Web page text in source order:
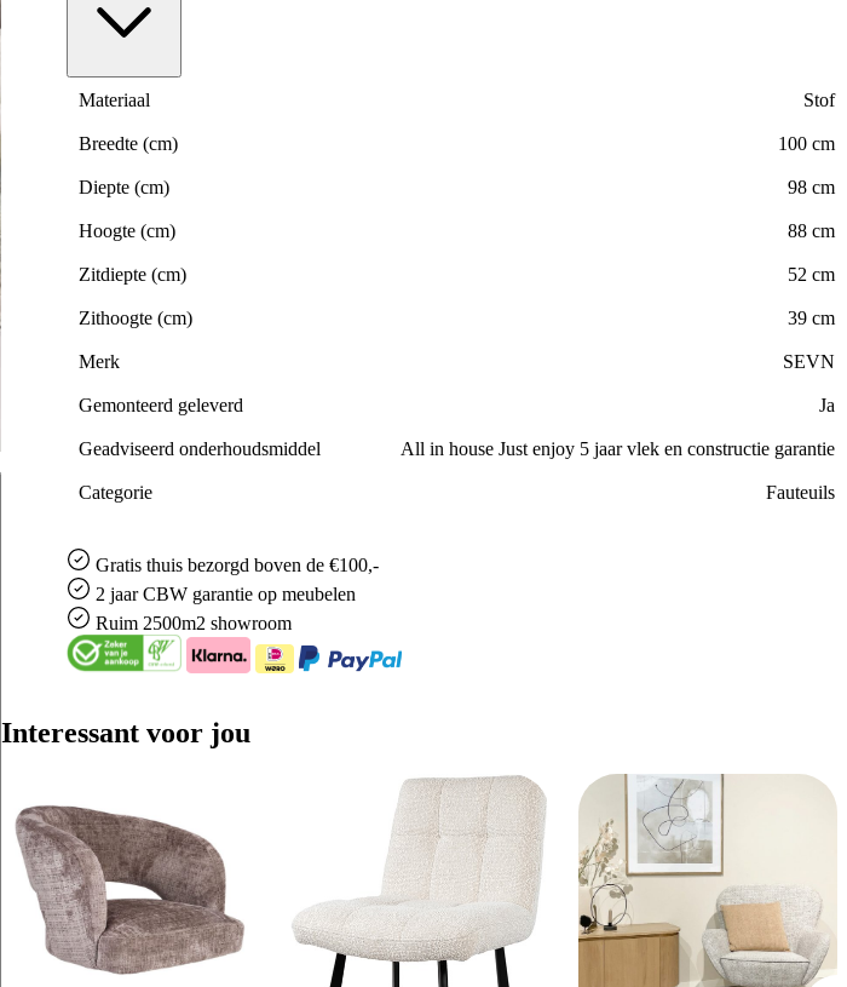
Materiaal Stof
Breedte (cm) 100 cm
Diepte (cm) 98 cm
Hoogte (cm) 88 cm
Zitdiepte (cm) 52 cm
Zithoogte (cm) 39 cm
Merk SEVN
Gemonteerd geleverd Ja
Geadviseerd onderhoudsmiddel All in house Just enjoy 5 jaar vlek en constructie garantie
Categorie Fauteuils
Gratisthuis bezorgd boven de €100,-
2 jaar CBW garantieop meubelen
Ruim 2500m2 showroom
Interessant voor jou